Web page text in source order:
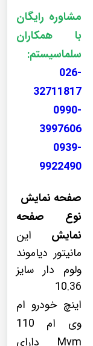
مشاوره رایگان
با همکاران
سلماسیستم:
026-
32711817
0990-
3997606
0939-
9922490
صفحه نمایش
نوع صفحه
نمایش این
مانیتور دیاموند
ولوم دار سایز
10.36
اینچ خودرو ام
وی ام 110
Mvm دارای